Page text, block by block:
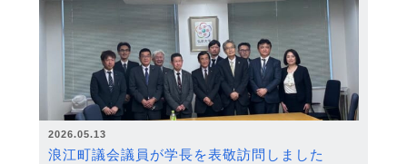
2026.05.13
浪江町議会議員が学長を表敬訪問しました